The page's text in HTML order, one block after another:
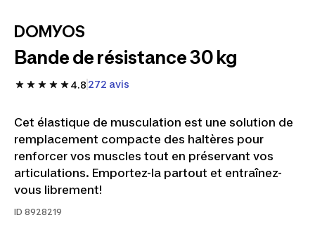
DOMYOS
Bande de résistance 30 kg
4.8 272 avis
Cet élastique de musculation est une solution de
remplacement compacte des haltères pour
renforcer vos muscles tout en préservant vos
articulations. Emportez-la partout et entraînez-
vous librement!
ID 8928219